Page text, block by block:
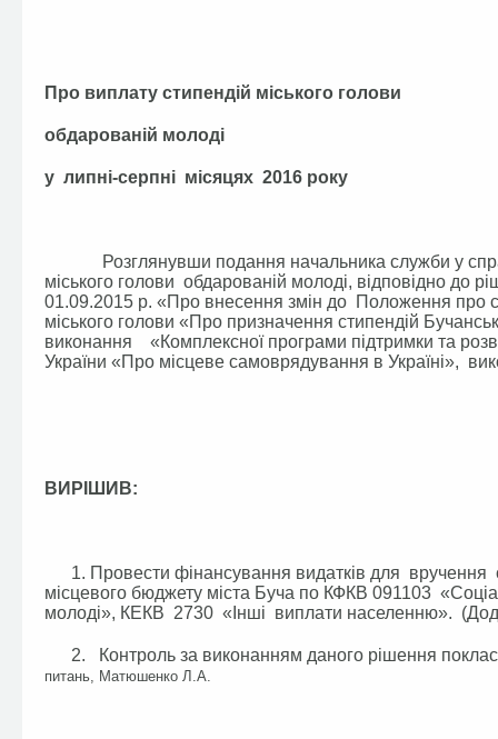
Про виплату стипендій міського голови
обдарованій молоді
у липні-серпні місяцях 2016 року
Розглянувши подання начальника служби у
міського голови обдарованій молоді, відповідно до
01.09.2015 р. «Про внесення змін до Положення про
міського голови «Про призначення стипендій
виконання «Комплексної програми підтримки та
України «Про місцеве самоврядування в Україні»,
ВИРІШИВ:
1. Провести фінансування видатків для вручення
місцевого бюджету міста Буча по КФКВ 091103
молоді», КЕКВ 2730 «Інші виплати населенню».
2. Контроль за виконанням даного рішення
питань, Матюшенко Л.А.